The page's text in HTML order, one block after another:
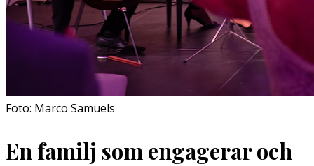
Foto: Marco Samuels
En familj som engagerar och